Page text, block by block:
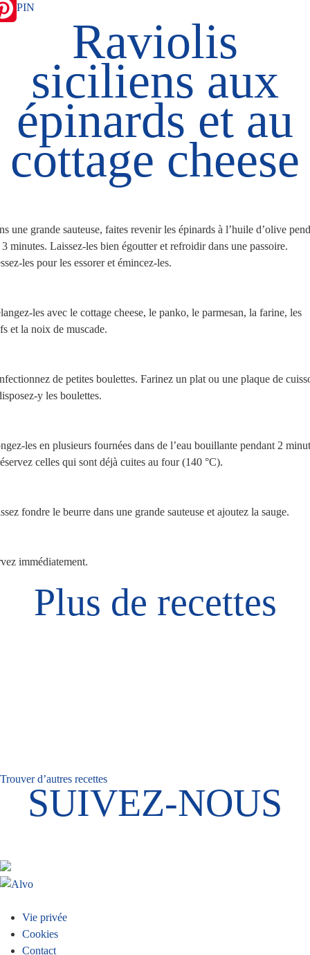
PIN
Raviolis
siciliens aux
épinards et au
cottage cheese
une grande sauteuse, faites revenir les épinards à l’huile d’olive
3 minutes. Laissez-les bien égoutter et refroidir dans une passoire.
les pour les essorer et émincez-les.
les avec le cottage cheese, le panko, le parmesan, la farine, les
et la noix de muscade.
de petites boulettes. Farinez un plat ou une plaque de
y les boulettes.
les en plusieurs fournées dans de l’eau bouillante pendant 2
celles qui sont déjà cuites au four (140 °C).
fondre le beurre dans une grande sauteuse et ajoutez la sauge.
immédiatement.
Plus de recettes
Trouver d’autres recettes
SUIVEZ-NOUS
Menu
Vie privée
Cookies
Contact